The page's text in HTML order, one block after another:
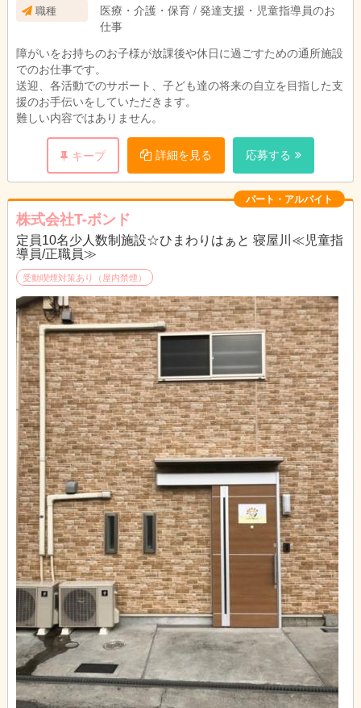
1時間～可能です。
その他ご希望等は面接時にご相談ください。
職種
医療・介護・保育 / 発達支援・児童指導員のお
仕事
障がいをお持ちのお子様が放課後や休日に過ごすための通所施設
でのお仕事です。
送迎、各活動でのサポート、子ども達の将来の自立を目指した支
援のお手伝いをしていただきます。
難しい内容ではありません。
キープ 詳細を見る 応募する
パート・アルバイト
株式会社T-ボンド
定員10名少人数制施設☆ひまわりはぁと 寝屋川≪児童指
導員/正職員≫
受動喫煙対策あり（屋内禁煙）